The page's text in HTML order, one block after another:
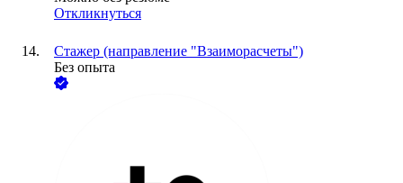
Откликнуться
Стажер (направление "Взаиморасчеты")
Без опыта